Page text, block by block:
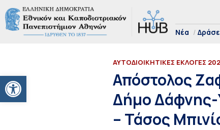
Ανοίξτε τη γραμμή εργαλείων
Νέα
ΑΥΤΟΔΙΟΙΚΗΤΙΚΕΣ ΕΚΛΟΓΕΣ
Απόστολος
Δήμο Δάφνης-
– Τάσος